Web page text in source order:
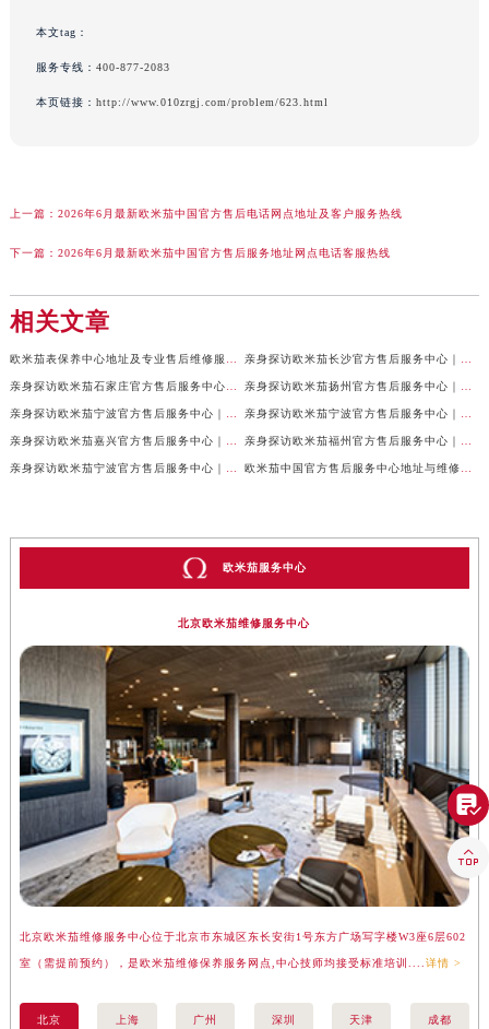
本文tag：
服务专线： 400-877-2083
本页链接： http://www.010zrgj.com/problem/623.html
上一篇： 2026年6月最新欧米茄中国官方售后电话网点地址及客户服务热线
下一篇： 2026年6月最新欧米茄中国官方售后服务地址网点电话客服热线
相关文章
欧米茄表保养中心地址及专业售后维修服务权威公示（2026年7月最新） 亲身探访欧米茄长沙官方售后服务中心｜地址与24小时服务电话（2026年7月最新）
亲身探访欧米茄石家庄官方售后服务中心｜全新维修门店地址及电话（2026年7月最新） 亲身探访欧米茄扬州官方售后服务中心｜详细地址及客服热线（2026年7月最新）
亲身探访欧米茄宁波官方售后服务中心｜网点地址与官方电话（2026年7月最新） 亲身探访欧米茄宁波官方售后服务中心｜官方地址及联系电话（2026年7月最新）
亲身探访欧米茄嘉兴官方售后服务中心｜最新地址与售后热线（2026年7月最新） 亲身探访欧米茄福州官方售后服务中心｜网点地址与官方电话（2026年7月最新）
亲身探访欧米茄宁波官方售后服务中心｜热线与地址（2026年7月最新） 欧米茄中国官方售后服务中心地址与维修热线实地考察报告多信源验证（2026年7月最新）
欧米茄服务中心
北京欧米茄维修服务中心
北京欧米茄维修服务中心位于北京市东城区东长安街1号东方广场写字楼W3座6层602
室（需提前预约），是欧米茄维修保养服务网点,中心技师均接受标准培训....详情 >
北京 上海 广州 深圳 天津 成都

